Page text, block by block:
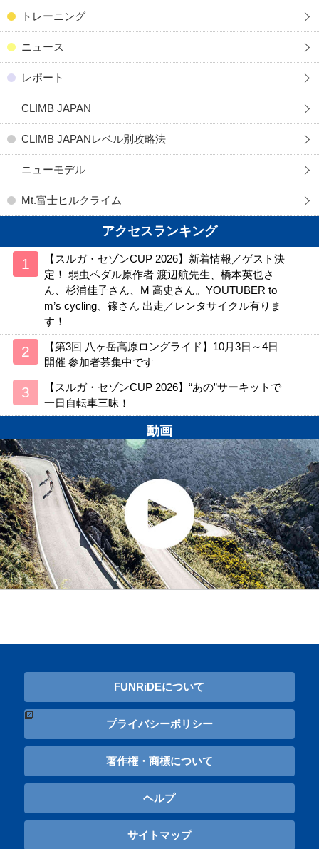
トレーニング
ニュース
レポート
CLIMB JAPAN
CLIMB JAPANレベル別攻略法
ニューモデル
Mt.富士ヒルクライム
アクセスランキング
【スルガ・セゾンCUP 2026】新着情報／ゲスト決
定！ 弱虫ペダル原作者 渡辺航先生、橋本英也さ
ん、杉浦佳子さん、M 高史さん。YOUTUBER to
m’s cycling、篠さん 出走／レンタサイクル有りま
す！
【第3回 八ヶ岳高原ロングライド】10月3日～4日
開催 参加者募集中です
【スルガ・セゾンCUP 2026】“あの”サーキットで
一日自転車三昧！
動画
FUNRiDEについて
プライバシーポリシー
著作権・商標について
ヘルプ
サイトマップ